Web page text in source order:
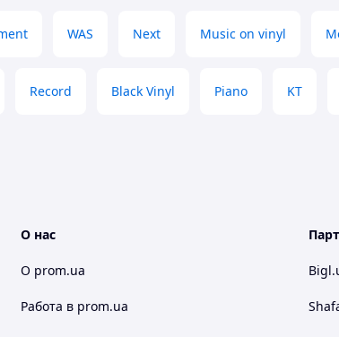
WAS Next Music on vinyl
Record Black Vinyl Piano KT
О нас
О prom.ua
Работа в prom.ua